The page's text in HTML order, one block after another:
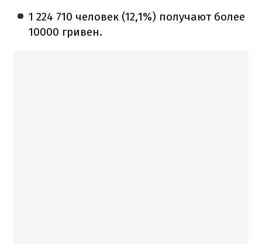
1 224 710 человек (12,1%) получают более
10000 гривен.